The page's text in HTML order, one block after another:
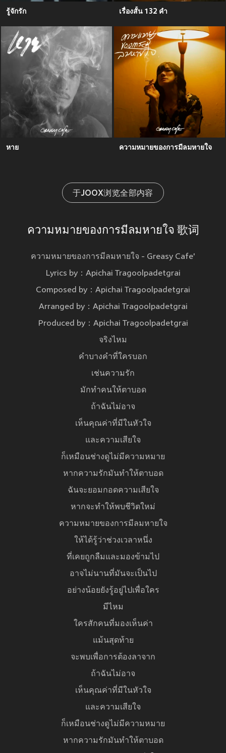
รู้จักรัก เรื่องสั้น 132 คำ
หาย ความหมายของการมีลมหายใจ
于JOOX浏览全部内容
ความหมายของการมีลมหายใจ 歌词
ความหมายของการมีลมหายใจ - Greasy Cafe'
Lyrics by：Apichai Tragoolpadetgrai
Composed by：Apichai Tragoolpadetgrai
Arranged by：Apichai Tragoolpadetgrai
Produced by：Apichai Tragoolpadetgrai
จริงไหม
คำบางคำที่ใครบอก
เช่นความรัก
มักทำคนให้ตาบอด
ถ้าฉันไม่อาจ
เห็นคุณค่าที่มีในหัวใจ
และความเสียใจ
ก็เหมือนช่างดูไม่มีความหมาย
หากความรักมันทําให้ตาบอด
ฉันจะยอมกอดความเสียใจ
หากจะทำให้พบชีวิตใหม่
ความหมายของการมีลมหายใจ
ให้ได้รู้ว่าช่วงเวลาหนึ่ง
ที่เคยถูกลืมและมองข้ามไป
อาจไม่นานที่มันจะเป็นไป
อย่างน้อยยังรู้อยู่ไปเพื่อใคร
มีไหม
ใครสักคนที่มองเห็นค่า
แม้นสุดท้าย
จะพบเพื่อการต้องลาจาก
ถ้าฉันไม่อาจ
เห็นคุณค่าที่มีในหัวใจ
และความเสียใจ
ก็เหมือนช่างดูไม่มีความหมาย
หากความรักมันทําให้ตาบอด